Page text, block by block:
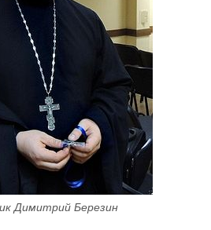
Димитрий Березин